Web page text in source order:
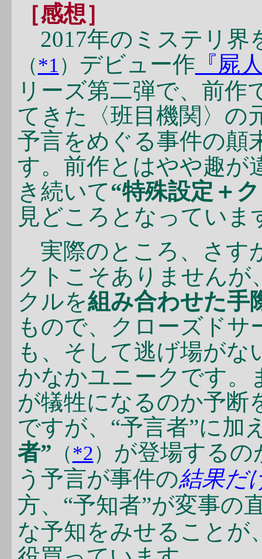
［感想］
2017年のミステリ界
（*1 ） デビュー作 『屍
リーズ第二弾で、前作
てきた〈班目機関〉の
予言をめぐる事件の顛
す。前作とはやや趣が
き続いて“特殊設定＋
見どころとなっていま
実際のところ、さす
クトこそありませんが
クルを組み合わせた手
もので、クローズド
も、そして逃げ場がな
かなかユニークです。
が犠牲になるのか予断
ですが、“予言者”に加
者” （*2） が登場するの
う予言が事件の結果だ
方、“予知者”が変事の
な予知をみせることが